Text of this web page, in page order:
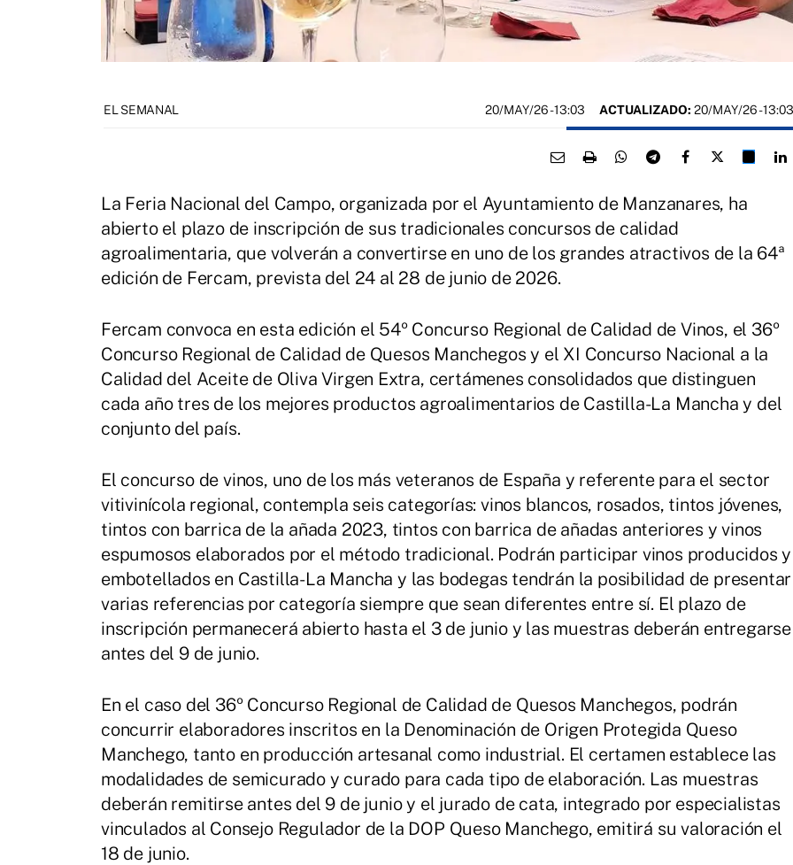
EL SEMANAL 20/MAY/26- 13:03 ACTUALIZADO: 20/MAY/26 - 13:03
La Feria Nacional del Campo, organizada por el Ayuntamiento de Manzanares, ha
abierto el plazo de inscripción de sus tradicionales concursos de calidad
agroalimentaria, que volverán a convertirse en uno de los grandes atractivos de la 64ª
edición de Fercam, prevista del 24 al 28 de junio de 2026.
Fercam convoca en esta edición el 54º Concurso Regional de Calidad de Vinos, el 36º
Concurso Regional de Calidad de Quesos Manchegos y el XI Concurso Nacional a la
Calidad del Aceite de Oliva Virgen Extra, certámenes consolidados que distinguen
cada año tres de los mejores productos agroalimentarios de Castilla-La Mancha y del
conjunto del país.
El concurso de vinos, uno de los más veteranos de España y referente para el sector
vitivinícola regional, contempla seis categorías: vinos blancos, rosados, tintos jóvenes,
tintos con barrica de la añada 2023, tintos con barrica de añadas anteriores y vinos
espumosos elaborados por el método tradicional. Podrán participar vinos producidos y
embotellados en Castilla-La Mancha y las bodegas tendrán la posibilidad de presentar
varias referencias por categoría siempre que sean diferentes entre sí. El plazo de
inscripción permanecerá abierto hasta el 3 de junio y las muestras deberán entregarse
antes del 9 de junio.
En el caso del 36º Concurso Regional de Calidad de Quesos Manchegos, podrán
concurrir elaboradores inscritos en la Denominación de Origen Protegida Queso
Manchego, tanto en producción artesanal como industrial. El certamen establece las
modalidades de semicurado y curado para cada tipo de elaboración. Las muestras
deberán remitirse antes del 9 de junio y el jurado de cata, integrado por especialistas
vinculados al Consejo Regulador de la DOP Queso Manchego, emitirá su valoración el
18 de junio.